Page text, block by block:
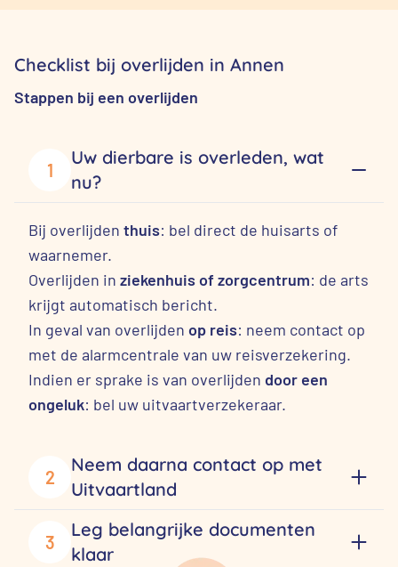
Checklist bij overlijden in Annen
Stappen bij een overlijden
1
Uw dierbare is overleden, wat
nu?
Bij overlijden thuis: bel direct de huisarts of
waarnemer.
Overlijden in ziekenhuis of zorgcentrum: de arts
krijgt automatisch bericht.
In geval van overlijden op reis: neem contact op
met de alarmcentrale van uw reisverzekering.
Indien er sprake is van overlijden door een
ongeluk: bel uw uitvaartverzekeraar.
2
Neem daarna contact op met
Uitvaartland
3
Leg belangrijke documenten
klaar